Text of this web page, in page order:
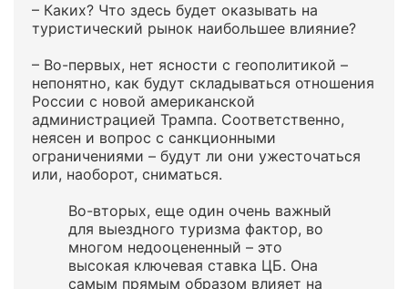
– Каких? Что здесь будет оказывать на
туристический рынок наибольшее влияние?
– Во-первых, нет ясности с геополитикой –
непонятно, как будут складываться отношения
России с новой американской
администрацией Трампа. Соответственно,
неясен и вопрос с санкционными
ограничениями – будут ли они ужесточаться
или, наоборот, сниматься.
Во-вторых, еще один очень важный
для выездного туризма фактор, во
многом недооцененный – это
высокая ключевая ставка ЦБ. Она
самым прямым образом влияет на